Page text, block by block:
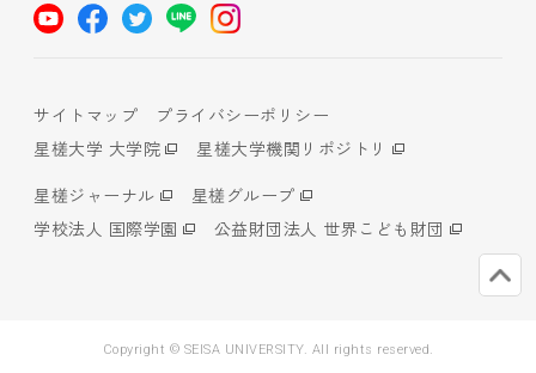
サイトマップ
プライバシーポリシー
星槎大学 大学院
星槎大学機関リポジトリ
星槎ジャーナル
星槎グループ
学校法人 国際学園
公益財団法人 世界こども財団
Copyright © SEISA UNIVERSITY. All rights reserved.